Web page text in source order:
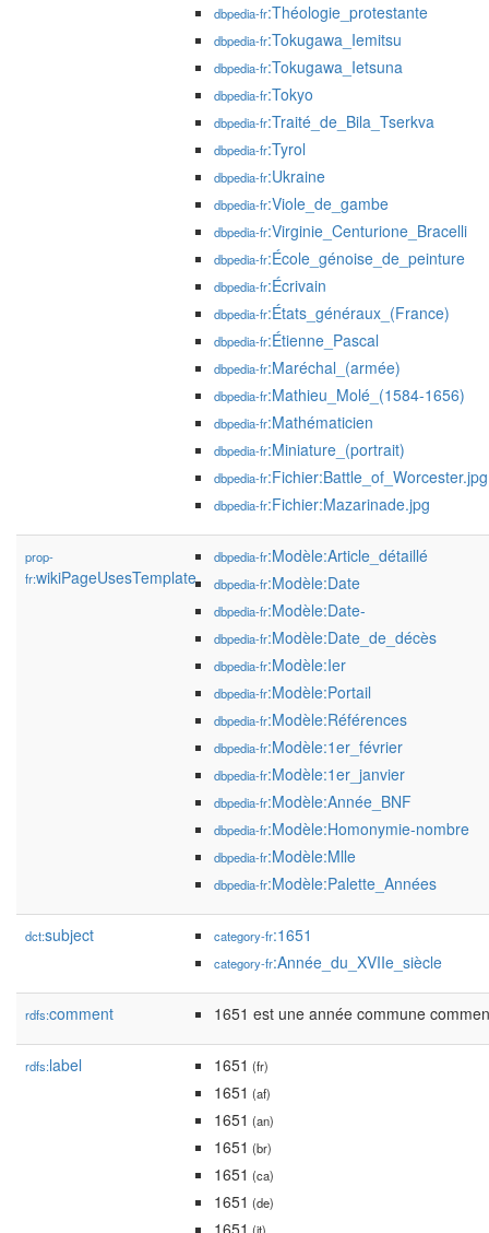
dbpedia-fr:Théologie_protestante
dbpedia-fr:Tokugawa_Iemitsu
dbpedia-fr:Tokugawa_Ietsuna
dbpedia-fr:Tokyo
dbpedia-fr:Traité_de_Bila_Tserkva
dbpedia-fr:Tyrol
dbpedia-fr:Ukraine
dbpedia-fr:Viole_de_gambe
dbpedia-fr:Virginie_Centurione_Bracelli
dbpedia-fr:École_génoise_de_peinture
dbpedia-fr:Écrivain
dbpedia-fr:États_généraux_(France)
dbpedia-fr:Étienne_Pascal
dbpedia-fr:Maréchal_(armée)
dbpedia-fr:Mathieu_Molé_(1584-1656)
dbpedia-fr:Mathématicien
dbpedia-fr:Miniature_(portrait)
dbpedia-fr:Fichier:Battle_of_Worcester.jpg
dbpedia-fr:Fichier:Mazarinade.jpg
prop-
fr:wikiPageUsesTemplate
dbpedia-fr:Modèle:Article_détaillé
dbpedia-fr:Modèle:Date
dbpedia-fr:Modèle:Date-
dbpedia-fr:Modèle:Date_de_décès
dbpedia-fr:Modèle:Ier
dbpedia-fr:Modèle:Portail
dbpedia-fr:Modèle:Références
dbpedia-fr:Modèle:1er_février
dbpedia-fr:Modèle:1er_janvier
dbpedia-fr:Modèle:Année_BNF
dbpedia-fr:Modèle:Homonymie-nombre
dbpedia-fr:Modèle:Mlle
dbpedia-fr:Modèle:Palette_Années
dct:subject category-fr:1651
category-fr:Année_du_XVIIe_siècle
rdfs:comment 1651 est une année commune
rdfs:label 1651 (fr)
1651 (af)
1651 (an)
1651 (br)
1651 (ca)
1651 (de)
1651